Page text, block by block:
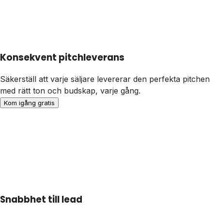
Konsekvent pitchleverans
Säkerställ att varje säljare levererar den perfekta pitchen
med rätt ton och budskap, varje gång.
Kom igång gratis
Snabbhet till lead